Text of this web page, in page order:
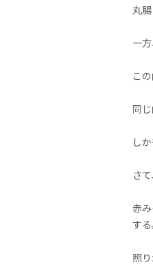
丸
一
こ
同
し
さ
赤
する
照